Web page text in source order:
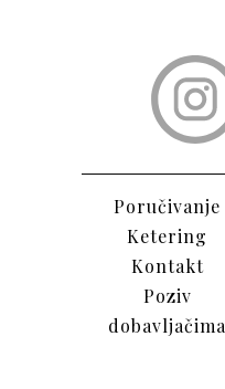
Poručivanje
Ketering
Kontakt
Poziv
dobavljačima